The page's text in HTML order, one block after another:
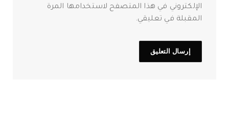
الإلكتروني في هذا المتصفح لاستخدامها المرة
المقبلة في تعليقي.